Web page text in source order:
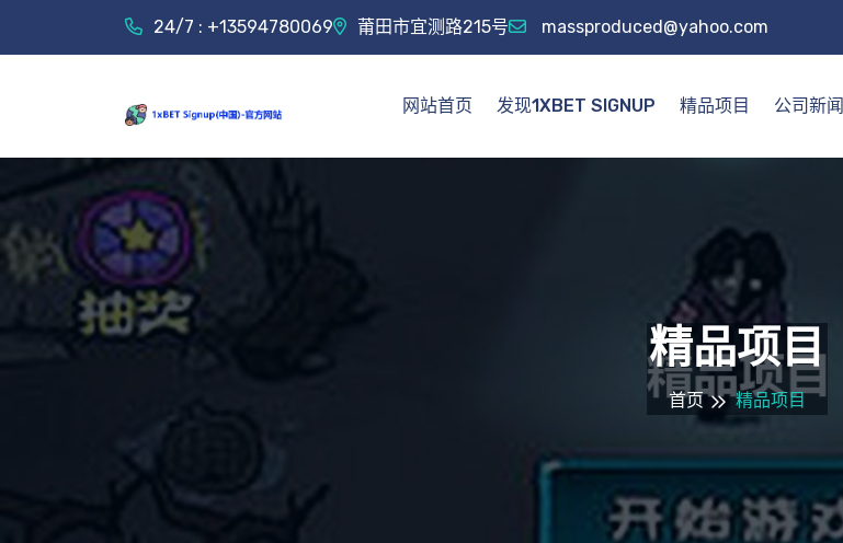
24/7 : +13594780069 莆田市宜测路215号 massproduced@yahoo.com
网站首页 发现1XBET SIGNUP 精品项目 公司新闻
精品项目
首页 精品项目